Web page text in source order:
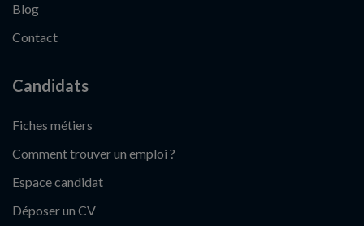
Blog
Contact
Candidats
Fiches métiers
Comment trouver un emploi ?
Espace candidat
Déposer un CV